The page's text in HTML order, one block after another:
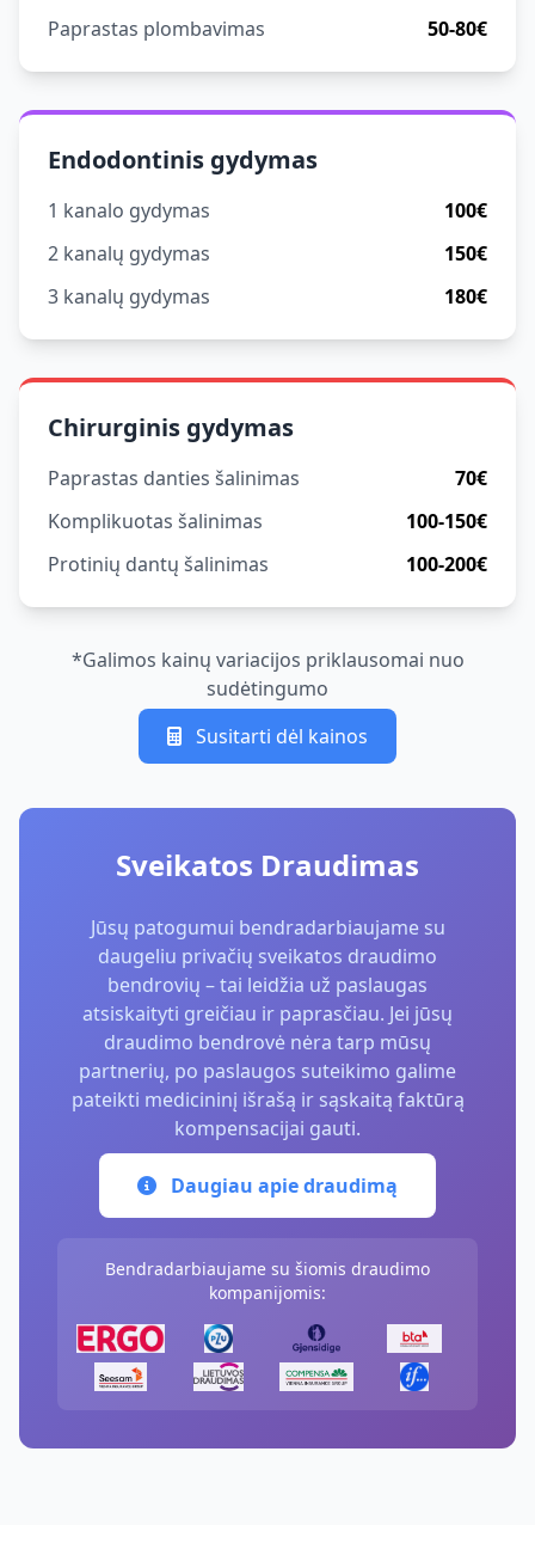
Paprastas plombavimas
50-80€
Endodontinis gydymas
1 kanalo gydymas
100€
2 kanalų gydymas
150€
3 kanalų gydymas
180€
Chirurginis gydymas
Paprastas danties šalinimas
70€
Komplikuotas šalinimas
100-150€
Protinių dantų šalinimas
100-200€
*Galimos kainų variacijos priklausomai nuo
sudėtingumo
Susitarti dėl kainos
Sveikatos Draudimas
Jūsų patogumui bendradarbiaujame su
daugeliu privačių sveikatos draudimo
bendrovių – tai leidžia už paslaugas
atsiskaityti greičiau ir paprasčiau. Jei jūsų
draudimo bendrovė nėra tarp mūsų
partnerių, po paslaugos suteikimo galime
pateikti medicininį išrašą ir sąskaitą faktūrą
kompensacijai gauti.
Daugiau apie draudimą
Bendradarbiaujame su šiomis draudimo
kompanijomis: